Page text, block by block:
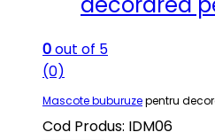
0out of 5
(0)
Mascote buburuzepentru
Cod Produs: IDM06